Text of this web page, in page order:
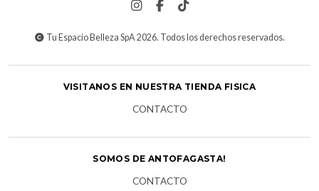
Tu Espacio Belleza SpA 2026. Todos los derechos reservados.
VISITANOS EN NUESTRA TIENDA FISICA
CONTACTO
SOMOS DE ANTOFAGASTA!
CONTACTO